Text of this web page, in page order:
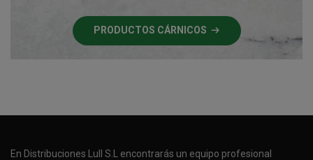
PRODUCTOS CÁRNICOS
En Distribuciones Lull S.L encontrarás un equipo profesional